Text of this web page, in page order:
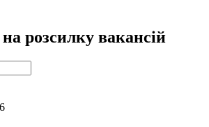
розсилку вакансій